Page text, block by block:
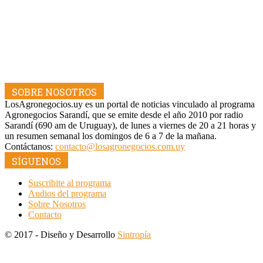
SOBRE NOSOTROS
LosAgronegocios.uy es un portal de noticias vinculado al programa
Agronegocios Sarandí, que se emite desde el año 2010 por radio
Sarandí (690 am de Uruguay), de lunes a viernes de 20 a 21 horas y
un resumen semanal los domingos de 6 a 7 de la mañana.
Contáctanos: contacto@losagronegocios.com.uy
SÍGUENOS
Suscribite al programa
Audios del programa
Sobre Nosotros
Contacto
© 2017 - Diseño y Desarrollo Sintropía